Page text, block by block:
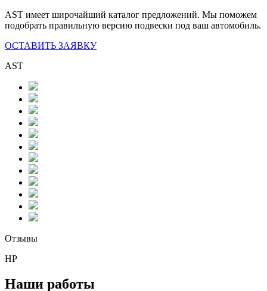
AST имеет широчайший каталог предложений. Мы поможем
подобрать правильную версию подвески под ваш автомобиль.
ОСТАВИТЬ ЗАЯВКУ
AST
Отзывы
НР
Наши работы